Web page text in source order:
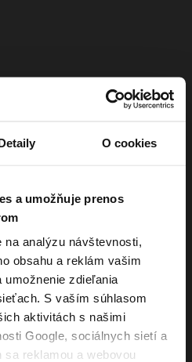
O cookies
a umožňuje prenos
analýzu návštevnosti,
obsahu a reklám vašim
umožnenie zdieľania
S vaším súhlasom
aktivitách s našimi
Google, sociálnych sietí a
reklamou a webovou